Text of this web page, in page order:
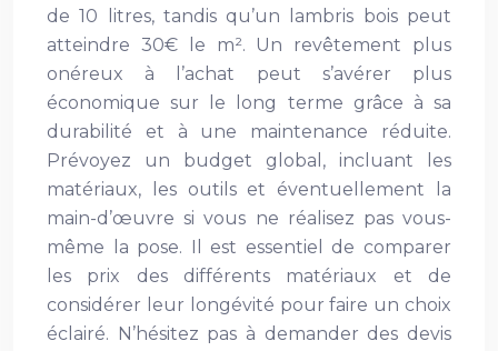
de 10 litres, tandis qu’un lambris bois peut
atteindre 30€ le m². Un revêtement plus
onéreux à l’achat peut s’avérer plus
économique sur le long terme grâce à sa
durabilité et à une maintenance réduite.
Prévoyez un budget global, incluant les
matériaux, les outils et éventuellement la
main-d’œuvre si vous ne réalisez pas vous-
même la pose. Il est essentiel de comparer
les prix des différents matériaux et de
considérer leur longévité pour faire un choix
éclairé. N’hésitez pas à demander des devis